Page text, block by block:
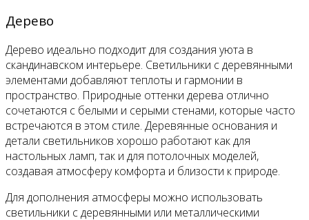
Дерево
Дерево идеально подходит для создания уюта в
скандинавском интерьере. Светильники с деревянными
элементами добавляют теплоты и гармонии в
пространство. Природные оттенки дерева отлично
сочетаются с белыми и серыми стенами, которые часто
встречаются в этом стиле. Деревянные основания и
детали светильников хорошо работают как для
настольных ламп, так и для потолочных моделей,
создавая атмосферу комфорта и близости к природе.
Для дополнения атмосферы можно использовать
светильники с деревянными или металлическими